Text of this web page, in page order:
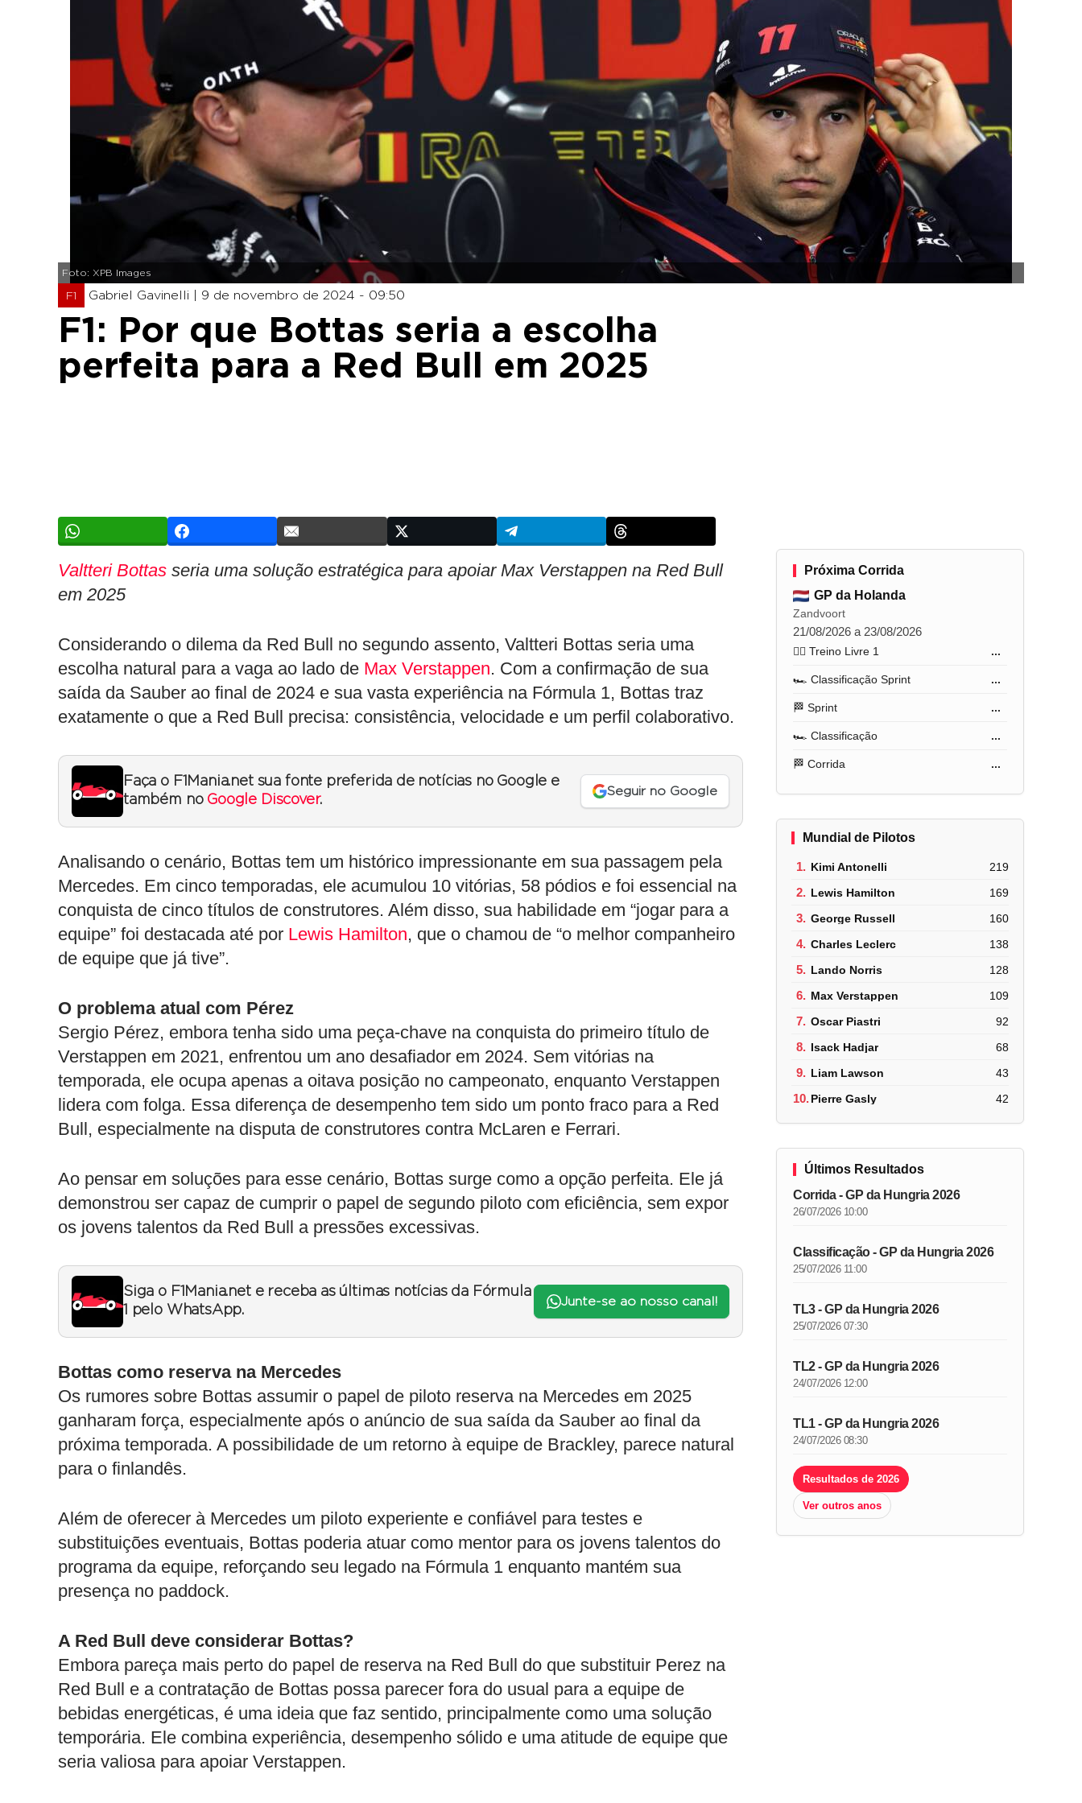
Foto: XPB Images
F1 Gabriel Gavinelli | 9 de novembro de 2024 - 09:50
F1: Por que Bottas seria a escolha
perfeita para a Red Bull em 2025
Valtteri Bottas seria uma solução estratégica para apoiar Max Verstappen na Red Bull
em 2025
Considerando o dilema da Red Bull no segundo assento, Valtteri Bottas seria uma
escolha natural para a vaga ao lado de Max Verstappen. Com a confirmação de sua
saída da Sauber ao final de 2024 e sua vasta experiência na Fórmula 1, Bottas traz
exatamente o que a Red Bull precisa: consistência, velocidade e um perfil colaborativo.
Faça o F1Mania.net sua fonte preferida de notícias no Google e
também no Google Discover.
Seguir no Google
Analisando o cenário, Bottas tem um histórico impressionante em sua passagem pela
Mercedes. Em cinco temporadas, ele acumulou 10 vitórias, 58 pódios e foi essencial na
conquista de cinco títulos de construtores. Além disso, sua habilidade em “jogar para a
equipe” foi destacada até por Lewis Hamilton, que o chamou de “o melhor companheiro
de equipe que já tive”.
O problema atual com Pérez
Sergio Pérez, embora tenha sido uma peça-chave na conquista do primeiro título de
Verstappen em 2021, enfrentou um ano desafiador em 2024. Sem vitórias na
temporada, ele ocupa apenas a oitava posição no campeonato, enquanto Verstappen
lidera com folga. Essa diferença de desempenho tem sido um ponto fraco para a Red
Bull, especialmente na disputa de construtores contra McLaren e Ferrari.
Ao pensar em soluções para esse cenário, Bottas surge como a opção perfeita. Ele já
demonstrou ser capaz de cumprir o papel de segundo piloto com eficiência, sem expor
os jovens talentos da Red Bull a pressões excessivas.
Siga o F1Mania.net e receba as últimas notícias da Fórmula
1 pelo WhatsApp.
Junte-se ao nosso canal!
Bottas como reserva na Mercedes
Os rumores sobre Bottas assumir o papel de piloto reserva na Mercedes em 2025
ganharam força, especialmente após o anúncio de sua saída da Sauber ao final da
próxima temporada. A possibilidade de um retorno à equipe de Brackley, parece natural
para o finlandês.
Além de oferecer à Mercedes um piloto experiente e confiável para testes e
substituições eventuais, Bottas poderia atuar como mentor para os jovens talentos do
programa da equipe, reforçando seu legado na Fórmula 1 enquanto mantém sua
presença no paddock.
A Red Bull deve considerar Bottas?
Embora pareça mais perto do papel de reserva na Red Bull do que substituir Perez na
Red Bull e a contratação de Bottas possa parecer fora do usual para a equipe de
bebidas energéticas, é uma ideia que faz sentido, principalmente como uma solução
temporária. Ele combina experiência, desempenho sólido e uma atitude de equipe que
seria valiosa para apoiar Verstappen.
Próxima Corrida
GP da Holanda
Zandvoort
21/08/2026 a 23/08/2026
🏋️‍♂️ Treino Livre 1 ...
🏎️ Classificação Sprint ...
🏁 Sprint ...
🏎️ Classificação ...
🏁 Corrida ...
Mundial de Pilotos
1. Kimi Antonelli 219
2. Lewis Hamilton 169
3. George Russell 160
4. Charles Leclerc 138
5. Lando Norris 128
6. Max Verstappen 109
7. Oscar Piastri 92
8. Isack Hadjar 68
9. Liam Lawson 43
10.Pierre Gasly 42
Últimos Resultados
Corrida - GP da Hungria 2026
26/07/2026 10:00
Classificação - GP da Hungria 2026
25/07/2026 11:00
TL3 - GP da Hungria 2026
25/07/2026 07:30
TL2 - GP da Hungria 2026
24/07/2026 12:00
TL1 - GP da Hungria 2026
24/07/2026 08:30
Resultados de 2026
Ver outros anos